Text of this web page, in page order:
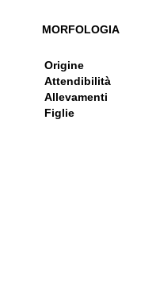
MORFOLOGIA
Origine
Attendibilità
Allevamenti
Figlie